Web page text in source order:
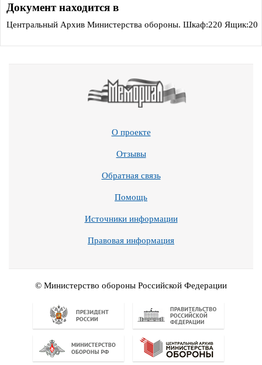
Документ находится в
Центральный Архив Министерства обороны. Шкаф:220 Ящик:20
О проекте
Отзывы
Обратная связь
Помощь
Источники информации
Правовая информация
© Министерство обороны Российской Федерации